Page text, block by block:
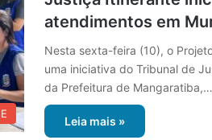
atendimentos em
Nesta sexta-feira (10), o
uma iniciativa do Tribunal de
da Prefeitura de Mangaratiba,…
Leia mais »